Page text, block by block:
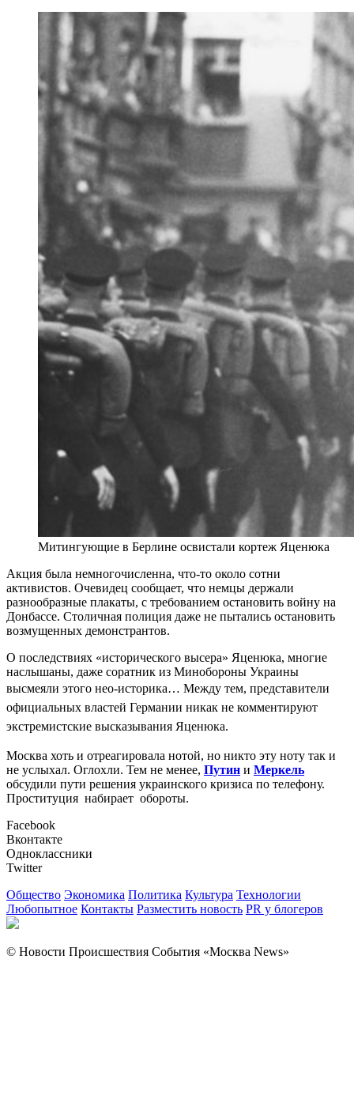
Митингующие в Берлине освистали кортеж Яценюка
Акция была немногочисленна, что-то около сотни
активистов. Очевидец сообщает, что немцы держали
разнообразные плакаты, с требованием остановить войну на
Донбассе. Столичная полиция даже не пытались остановить
возмущенных демонстрантов.
О последствиях «исторического высера» Яценюка, многие
наслышаны, даже соратник из Минобороны Украины
высмеяли этого нео-историка… Между тем, представители
официальных властей Германии никак не комментируют
экстремистские высказывания Яценюка.
Москва хоть и отреагировала нотой, но никто эту ноту так и
не услыхал. Оглохли. Тем не менее, Путин и Меркель
обсудили пути решения украинского кризиса по телефону.
Проституция набирает обороты.
Facebook
Вконтакте
Одноклассники
Twitter
Общество Экономика Политика Культура Технологии
Любопытное Контакты Разместить новость PR у блогеров
© Новости Происшествия События «Москва News»